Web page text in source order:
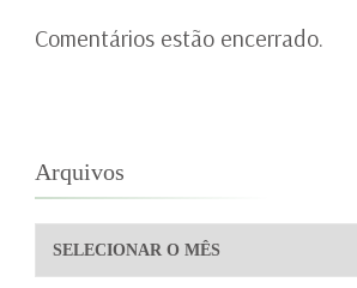
Comentários estão encerrado.
Arquivos
Arquivos